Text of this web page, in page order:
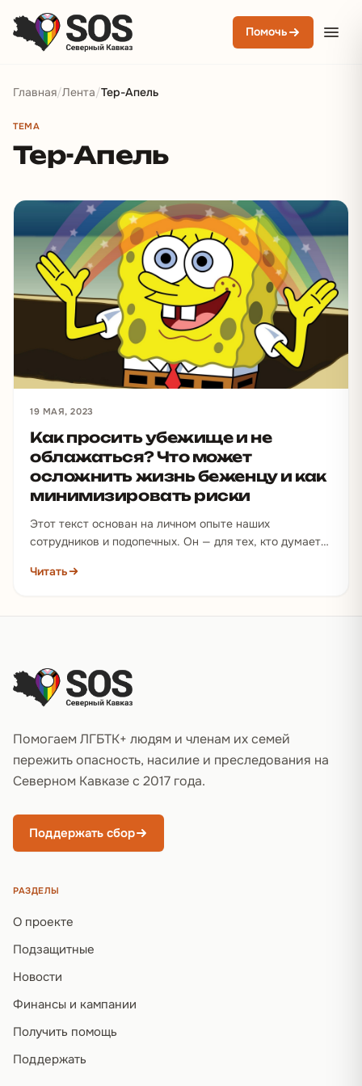
Помочь
Главная/Лента/Тер-Апель
ТЕМА
Тер-Апель
19 МАЯ, 2023
Как просить убежище и не
облажаться? Что может
осложнить жизнь беженцу и как
минимизировать риски
Этот текст основан на личном опыте наших
сотрудников и подопечных. Он — для тех, кто думает
Читать
Помогаем ЛГБТК+ людям и членам их семей
пережить опасность, насилие и преследования на
Северном Кавказе с 2017 года.
Поддержать сбор
РАЗДЕЛЫ
О проекте
Подзащитные
Новости
Финансы и кампании
Получить помощь
Поддержать